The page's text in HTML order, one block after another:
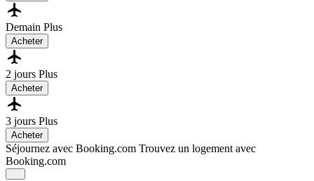
Demain Plus
Acheter
2 jours Plus
Acheter
3 jours Plus
Acheter
Séjournez avec Booking.com Trouvez un logement avec
Booking.com